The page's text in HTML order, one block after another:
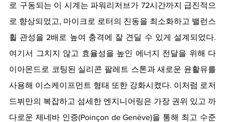
로 구동되는 이 시계는 파워리저브가 72시간까지 급진적으
로 향상되었고, 마이크로 로터의 진동을 최소화하고 밸런스
휠 관성을 2배로 높여 충격에 잘 견딜 수 있게 설계되었다.
여기서 그치지 않고 효율성을 높인 에너지 전달을 위해 다
이아몬드로 코팅된 실리콘 팔레트 스톤과 새로운 윤활유를
사용해 이스케이프먼트 형태 또한 강화시켰다. 이처럼 로저
드뷔만의 복잡하고 섬세한 엔지니어링은 가장 권위 있고 까
다로운 제네바 인증(Poinçon de Genève)을 통해 최고 수준